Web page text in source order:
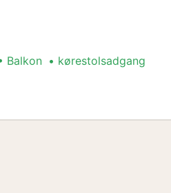
Balkon
kørestolsadgang